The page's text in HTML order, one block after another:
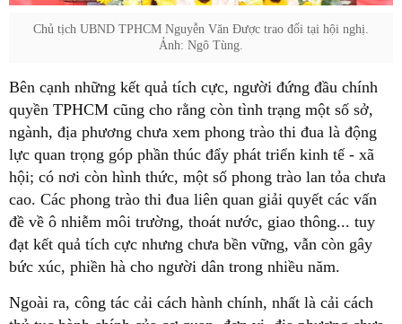
Chủ tịch UBND TPHCM Nguyễn Văn Được trao đổi tại hội nghị.
Ảnh: Ngô Tùng.
Bên cạnh những kết quả tích cực, người đứng đầu chính
quyền TPHCM cũng cho rằng còn tình trạng một số sở,
ngành, địa phương chưa xem phong trào thi đua là động
lực quan trọng góp phần thúc đẩy phát triển kinh tế - xã
hội; có nơi còn hình thức, một số phong trào lan tỏa chưa
cao. Các phong trào thi đua liên quan giải quyết các vấn
đề về ô nhiễm môi trường, thoát nước, giao thông... tuy
đạt kết quả tích cực nhưng chưa bền vững, vẫn còn gây
bức xúc, phiền hà cho người dân trong nhiều năm.
Ngoài ra, công tác cải cách hành chính, nhất là cải cách